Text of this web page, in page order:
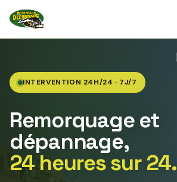
INTERVENTION 24H/24 · 7J/7
Remorquage et
dépannage,
24 heures sur 24.